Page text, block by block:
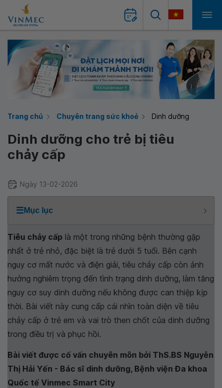
Trang chủ Chuyên trang sức khoẻ Dinh dưỡng
Dinh dưỡng cho trẻ bị tiêu
chảy cấp
Ngày 13-02-2026
☰Mục lục
Tiêu chảy cấp là một trong những bệnh thường gặp
nhất ở trẻ nhỏ, đặc biệt là trẻ dưới 5 tuổi. Bên cạnh
nguy cơ mất nước và điện giải, tiêu chảy cấp còn ảnh
hưởng nghiêm trọng đến tình trạng dinh dưỡng, làm tăng
nguy cơ suy dinh dưỡng nếu không được can thiệp kịp
thời. Bài viết này cung cấp cái nhìn toàn diện về tiêu
chảy cấp ở trẻ em và vai trò then chốt của dinh dưỡng
trong điều trị và phục hồi.
Bài viết được cố vấn chuyên môn bởi ThS.BS Nguyễn
Thị Hải Yến - Bác sĩ dinh dưỡng, Bệnh viện Đa khoa
Quốc tế Vinmec Smart City